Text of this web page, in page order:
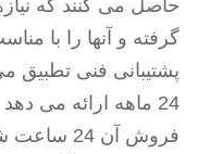
حاصل می کنند که
گرفته و آنها را با
24 ماهه ارائه می
فروش آن